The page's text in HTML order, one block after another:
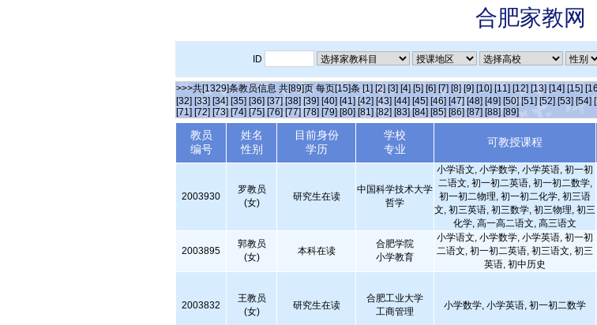
合肥家教网
ID
>>>共[1329]条教员信息 共[89]页 每页[15]条 [1] [2] [3] [4] [5] [6] [7] [8] [9] [10] [11] [12] [13] [14] [15]
[32] [33] [34] [35] [36] [37] [38] [39] [40] [41] [42] [43] [44] [45] [46] [47] [48] [49] [50] [51] [52] [53] [54]
[71] [72] [73] [74] [75] [76] [77] [78] [79] [80] [81] [82] [83] [84] [85] [86] [87] [88] [89]
教员
编号
姓名
性别
目前身份
学历
学校
专业
可教授课程
2003930
罗教员
(女)
研究生在读
中国科学技术大学
哲学
小学语文, 小学数学, 小学英语, 初一初
二语文, 初一初二英语, 初一初二数学,
初一初二物理, 初一初二化学, 初三语
文, 初三英语, 初三数学, 初三物理, 初三
化学, 高一高二语文, 高三语文
2003895
郭教员
(女)
本科在读
合肥学院
小学教育
小学语文, 小学数学, 小学英语, 初一初
二语文, 初一初二英语, 初三语文, 初三
英语, 初中历史
2003832
王教员
(女)
研究生在读
合肥工业大学
工商管理
小学数学, 小学英语, 初一初二数学